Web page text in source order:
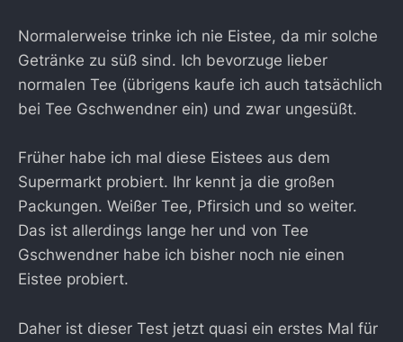
Normalerweise trinke ich nie Eistee, da mir solche
Getränke zu süß sind. Ich bevorzuge lieber
normalen Tee (übrigens kaufe ich auch tatsächlich
bei Tee Gschwendner ein) und zwar ungesüßt.
Früher habe ich mal diese Eistees aus dem
Supermarkt probiert. Ihr kennt ja die großen
Packungen. Weißer Tee, Pfirsich und so weiter.
Das ist allerdings lange her und von Tee
Gschwendner habe ich bisher noch nie einen
Eistee probiert.
Daher ist dieser Test jetzt quasi ein erstes Mal für